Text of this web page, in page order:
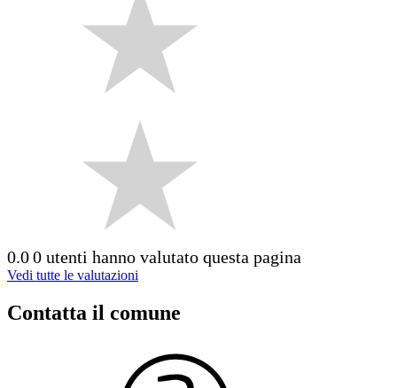
0.00 utenti hanno valutato questa pagina
Vedi tutte le valutazioni
Contatta il comune